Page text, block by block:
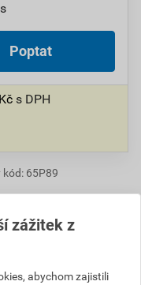
Poptat
Kč s DPH
65P89
zážitek z
abychom zajistili